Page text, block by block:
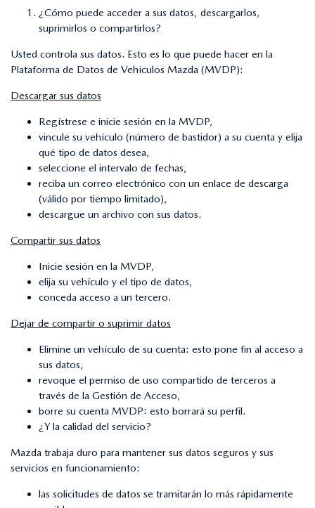
¿Cómo puede acceder a sus datos, descargarlos,
suprimirlos o compartirlos?
Usted controla sus datos. Esto es lo que puede hacer en la
Plataforma de Datos de Vehículos Mazda (MVDP):
Descargar sus datos
Regístrese e inicie sesión en la MVDP,
vincule su vehículo (número de bastidor) a su cuenta y elija
qué tipo de datos desea,
seleccione el intervalo de fechas,
reciba un correo electrónico con un enlace de descarga
(válido por tiempo limitado),
descargue un archivo con sus datos.
Compartir sus datos
Inicie sesión en la MVDP,
elija su vehículo y el tipo de datos,
conceda acceso a un tercero.
Dejar de compartir o suprimir datos
Elimine un vehículo de su cuenta: esto pone fin al acceso a
sus datos,
revoque el permiso de uso compartido de terceros a
través de la Gestión de Acceso,
borre su cuenta MVDP: esto borrará su perfil.
¿Y la calidad del servicio?
Mazda trabaja duro para mantener sus datos seguros y sus
servicios en funcionamiento:
las solicitudes de datos se tramitarán lo más rápidamente